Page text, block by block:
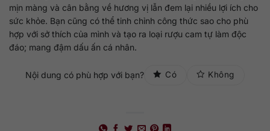
mịn màng và cân bằng về hương vị lẫn đem lại nhiều lợi ích cho
sức khỏe. Bạn cũng có thể tinh chỉnh công thức sao cho phù
hợp với sở thích của mình và tạo ra loại rượu cam tự làm độc
đáo; mang đậm dấu ấn cá nhân.
Nội dung có phù hợp với bạn? Có Không